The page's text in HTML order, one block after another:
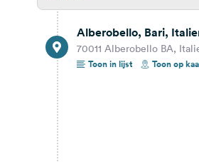
Villaggio Marinello 20
Via del Sole 17, 98060,
Alberobello, Bari,
70011 Alberobello BA,
Toon in lijst
Toon op